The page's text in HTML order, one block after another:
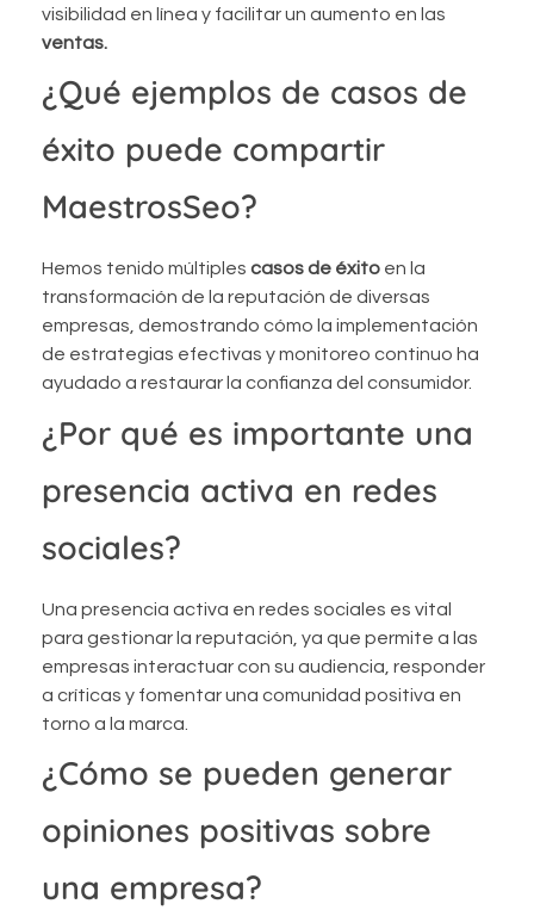
visibilidad en línea y facilitar un aumento en las
ventas.
¿Qué ejemplos de casos de
éxito puede compartir
MaestrosSeo?
Hemos tenido múltiples casos de éxito en la
transformación de la reputación de diversas
empresas, demostrando cómo la implementación
de estrategias efectivas y monitoreo continuo ha
ayudado a restaurar la confianza del consumidor.
¿Por qué es importante una
presencia activa en redes
sociales?
Una presencia activa en redes sociales es vital
para gestionar la reputación, ya que permite a las
empresas interactuar con su audiencia, responder
a críticas y fomentar una comunidad positiva en
torno a la marca.
¿Cómo se pueden generar
opiniones positivas sobre
una empresa?